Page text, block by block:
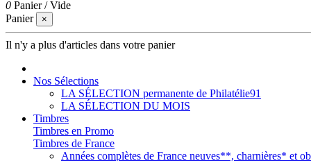
0 Panier /Vide
Panier
×
Il n'y a plus d'articles dans votre panier
Nos Sélections
LA SÉLECTION permanente de Philatélie91
LA SÉLECTION DU MOIS
Timbres
Timbres en Promo
Timbres de France
Années complètes de France neuves**, charnières* et